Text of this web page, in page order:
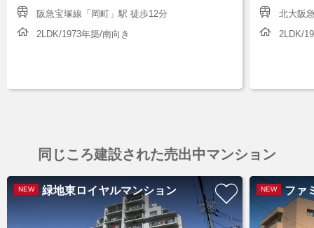
阪急宝塚線「岡町」駅 徒歩12分
2LDK/1973年築/南向き
北大阪
2LDK/
同じころ建設された売出中マンション
NEW 緑地東ロイヤルマンション NEW ファ